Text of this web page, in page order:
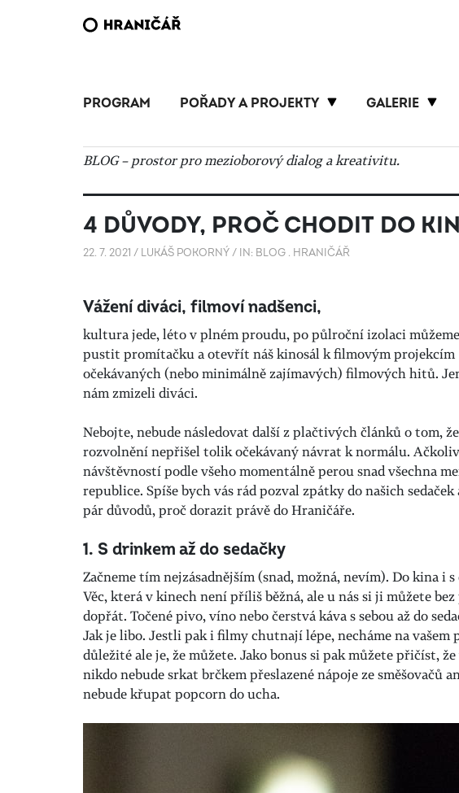
PROGRAM POŘADY A PROJEKTY GALERIE
BLOG – prostor pro mezioborový dialog a kreativitu.
4 DŮVODY, PROČ CHODIT DO
22. 7. 2021 / LUKÁŠ POKORNÝ/ IN: BLOG . HRANIČÁŘ
Vážení diváci, filmoví nadšenci,
kultura jede, léto v plném proudu, po půlroční izolaci
pustit promítačku a otevřít náš kinosál k filmovým projekcím
očekávaných (nebo minimálně zajímavých) filmových hitů.
nám zmizeli diváci.
Nebojte, nebude následovat další z plačtivých článků o tom,
rozvolnění nepřišel tolik očekávaný návrat k normálu. Ačkoliv
návštěvností podle všeho momentálně perou snad všechna
republice. Spíše bych vás rád pozval zpátky do našich sedaček
pár důvodů, proč dorazit právě do Hraničáře.
1. S drinkem až do sedačky
Začneme tím nejzásadnějším (snad, možná, nevím). Do kina i
Věc, která v kinech není příliš běžná, ale u nás si ji můžete
dopřát. Točené pivo, víno nebo čerstvá káva s sebou až do
Jak je libo. Jestli pak i filmy chutnají lépe, necháme na vašem
důležité ale je, že můžete. Jako bonus si pak můžete přičíst, že
nikdo nebude srkat brčkem přeslazené nápoje ze směšovačů
nebude křupat popcorn do ucha.